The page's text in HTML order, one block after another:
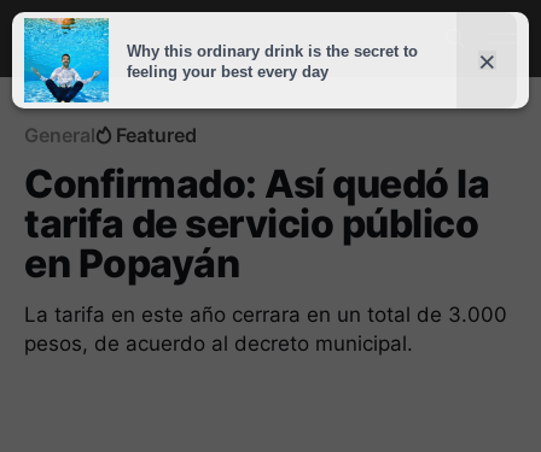
General Featured
Confirmado: Así quedó la
tarifa de servicio público
en Popayán
La tarifa en este año cerrara en un total de 3.000
pesos, de acuerdo al decreto municipal.